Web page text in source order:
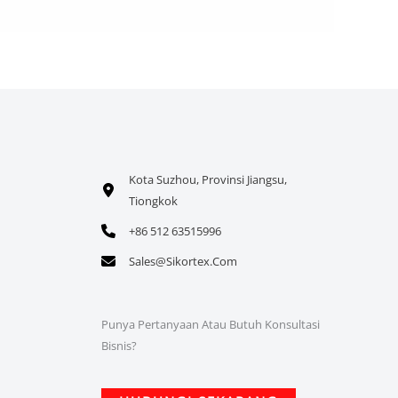
Kota Suzhou, Provinsi Jiangsu,
Tiongkok
+86 512 63515996
Sales@sikortex.com
Punya Pertanyaan Atau Butuh Konsultasi
Bisnis?